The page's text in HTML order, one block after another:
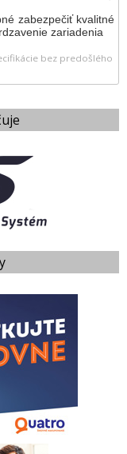
zabezpečiť kvalitné
zariadenia
bez predošlého